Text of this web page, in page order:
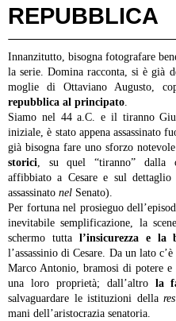
REPUBBLICA
Innanzitutto, bisogna fotografare
la serie. Domina racconta, si è già
moglie di Ottaviano Augusto,
repubblica al principato
Siamo nel 44 a.C. e il tiranno
iniziale, è stato appena assassinato
già bisogna fare uno sforzo
storici , su quel “tiranno” dalla
affibbiato a Cesare e sul
assassinato nel Senato).
Per fortuna nel prosieguo
inevitabile semplificazione, la
schermo tutta l’insicurezza e
l’assassinio di Cesare. Da un lato c’è
Marco Antonio, bramosi di potere e
una loro proprietà; dall’altro la
salvaguardare le istituzioni della
mani dell’aristocrazia senatoria.